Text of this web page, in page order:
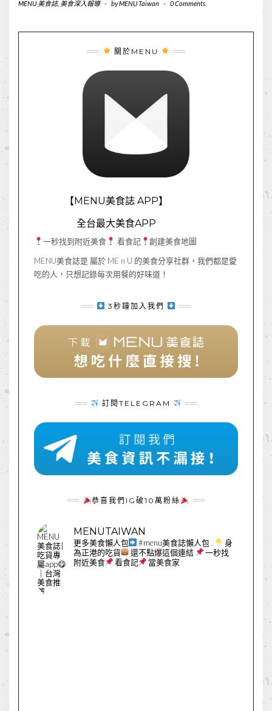
MENU 美食誌, 美食深入報導 - byMENU Taiwan - 0 Comments
關於MENU
【MENU美食誌 APP】
全台最大美食APP
一秒找到附近美食 看食記
創建美食地圖
MENU美食誌是 屬於 ME n U 的美食分享社群，我們都是愛
吃的人，只想記錄每次用餐的好味道！
3秒鐘加入我們
訂閱TELEGRAM
恭喜我們IG破10萬粉絲
MENUTAIWAN
更多美食懶人包 #menu美食誌懶人包 .
身
為正港的吃貨
還不點爆這個連結
一秒找
附近美食
看食記 當美食家